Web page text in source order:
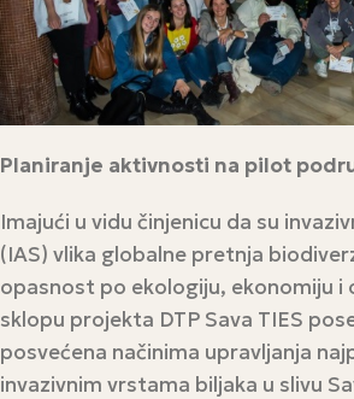
Planiranje aktivnosti na pilot
Imajući u vidu činjenicu da su
(IAS) vlika globalne pretnja
opasnost po ekologiju, ekonomiju i
sklopu projekta DTP Sava TIES
posvećena načinima upravljanja
invazivnim vrstama biljaka u slivu